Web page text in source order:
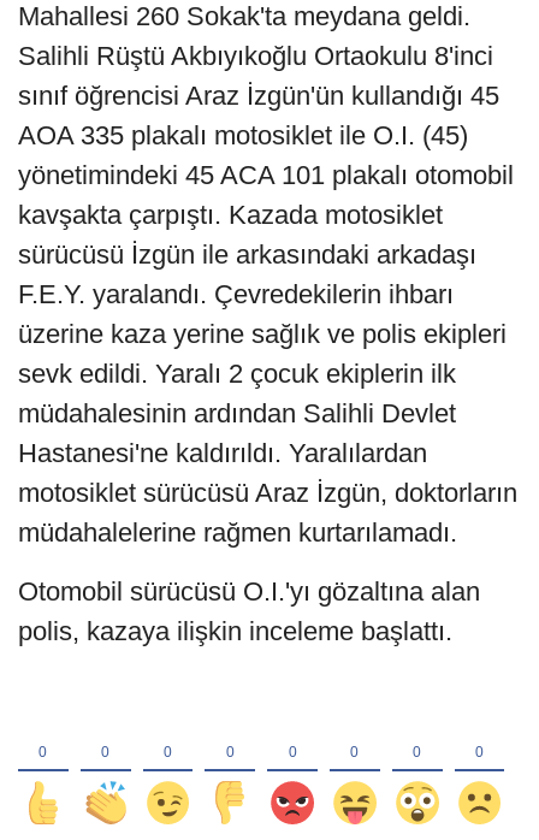
Mahallesi 260 Sokak'ta meydana geldi.
Salihli Rüştü Akbıyıkoğlu Ortaokulu 8'inci
sınıf öğrencisi Araz İzgün'ün kullandığı 45
AOA 335 plakalı motosiklet ile O.I. (45)
yönetimindeki 45 ACA 101 plakalı otomobil
kavşakta çarpıştı. Kazada motosiklet
sürücüsü İzgün ile arkasındaki arkadaşı
F.E.Y. yaralandı. Çevredekilerin ihbarı
üzerine kaza yerine sağlık ve polis ekipleri
sevk edildi. Yaralı 2 çocuk ekiplerin ilk
müdahalesinin ardından Salihli Devlet
Hastanesi'ne kaldırıldı. Yaralılardan
motosiklet sürücüsü Araz İzgün, doktorların
müdahalelerine rağmen kurtarılamadı.
Otomobil sürücüsü O.I.'yı gözaltına alan
polis, kazaya ilişkin inceleme başlattı.